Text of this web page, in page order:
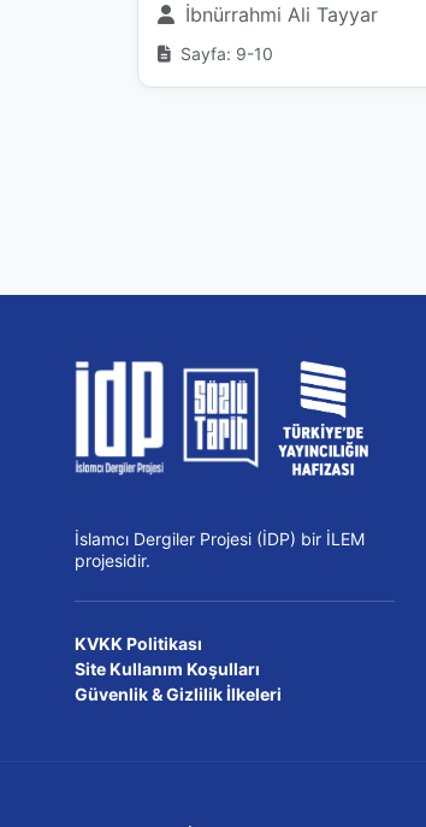
İbnürrahmi Ali Tayyar
Sayfa: 9-10
İslamcı Dergiler Projesi (İDP) bir İLEM
projesidir.
KVKK Politikası
Site Kullanım Koşulları
Güvenlik & Gizlilik İlkeleri